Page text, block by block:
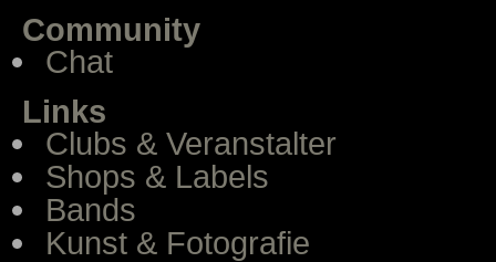
Community
Chat
Links
Clubs & Veranstalter
Shops & Labels
Bands
Kunst & Fotografie